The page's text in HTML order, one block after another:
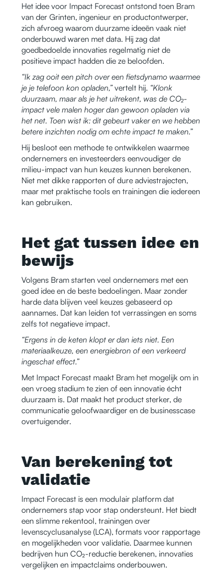
Het idee voor Impact Forecast ontstond toen Bram
van der Grinten, ingenieur en productontwerper,
zich afvroeg waarom duurzame ideeën vaak niet
onderbouwd waren met data. Hij zag dat
goedbedoelde innovaties regelmatig niet de
positieve impact hadden die ze beloofden.
“Ik zag ooit een pitch over een fietsdynamo waarmee
je je telefoon kon opladen,”vertelt hij. “Klonk
duurzaam, maar als je het uitrekent, was de CO₂-
impact vele malen hoger dan gewoon opladen via
het net. Toen wist ik: dit gebeurt vaker en we hebben
betere inzichten nodig om echte impact te maken.”
Hij besloot een methode te ontwikkelen waarmee
ondernemers en investeerders eenvoudiger de
milieu-impact van hun keuzes kunnen berekenen.
Niet met dikke rapporten of dure adviestrajecten,
maar met praktische tools en trainingen die iedereen
kan gebruiken.
Het gat tussen idee en
bewijs
Volgens Bram starten veel ondernemers met een
goed idee en de beste bedoelingen. Maar zonder
harde data blijven veel keuzes gebaseerd op
aannames. Dat kan leiden tot verrassingen en soms
zelfs tot negatieve impact.
“Ergens in de keten klopt er dan iets niet. Een
materiaalkeuze, een energiebron of een verkeerd
ingeschat effect.”
Met Impact Forecast maakt Bram het mogelijk om in
een vroeg stadium te zien of een innovatie écht
duurzaam is. Dat maakt het product sterker, de
communicatie geloofwaardiger en de businesscase
overtuigender.
Van berekening tot
validatie
Impact Forecast is een modulair platform dat
ondernemers stap voor stap ondersteunt. Het biedt
een slimme rekentool, trainingen over
levenscyclusanalyse (LCA), formats voor rapportage
en mogelijkheden voor validatie. Daarmee kunnen
bedrijven hun CO₂-reductie berekenen, innovaties
vergelijken en impactclaims onderbouwen.